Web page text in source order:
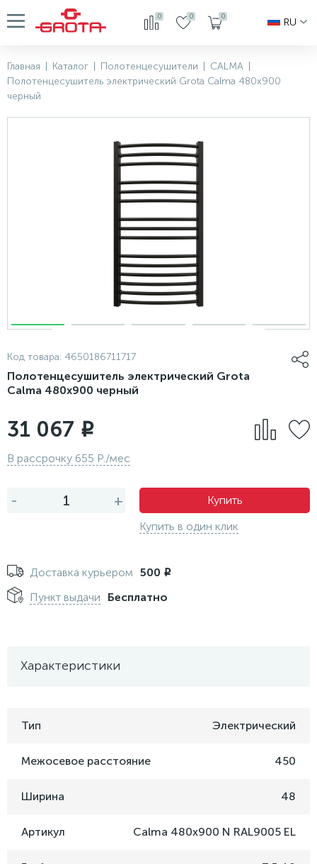
0 0 0
RU
Главная Каталог Полотенцесушители CALMA
Полотенцесушитель электрический Grota Calma 480x900
черный
Код товара: 4650186711717
Полотенцесушитель электрический Grota
Calma 480x900 черный
31 067 i
В рассрочку 655 Р./мес
- +
Купить
Купить в один клик
Доставка курьером 500 i
Пункт выдачи Бесплатно
Характеристики
Тип Электрический
Межосевое расстояние 450
Ширина 48
Артикул Calma 480x900 N RAL9005 EL